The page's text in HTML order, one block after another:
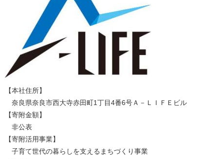
【本社住所】
奈良県奈良市西大寺赤田町1丁目4番6号Ａ－ＬＩＦＥビル
【寄附金額】
非公表
【寄附活用事業】
子育て世代の暮らしを支えるまちづくり事業​